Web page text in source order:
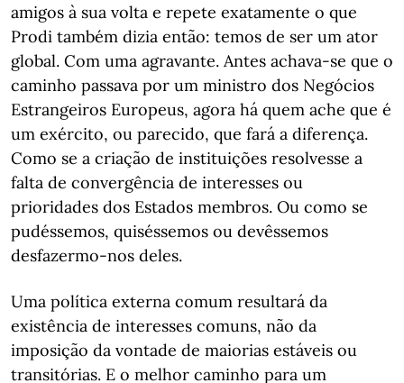
amigos à sua volta e repete exatamente o que
Prodi também dizia então: temos de ser um ator
global. Com uma agravante. Antes achava-se que o
caminho passava por um ministro dos Negócios
Estrangeiros Europeus, agora há quem ache que é
um exército, ou parecido, que fará a diferença.
Como se a criação de instituições resolvesse a
falta de convergência de interesses ou
prioridades dos Estados membros. Ou como se
pudéssemos, quiséssemos ou devêssemos
desfazermo-nos deles.
Uma política externa comum resultará da
existência de interesses comuns, não da
imposição da vontade de maiorias estáveis ou
transitórias. E o melhor caminho para um